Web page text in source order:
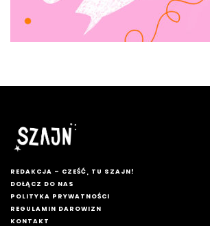
REDAKCJA – CZEŚĆ, TU SZAJN!
DOŁĄCZ DO NAS
POLITYKA PRYWATNOŚCI
REGULAMIN DAROWIZN
KONTAKT